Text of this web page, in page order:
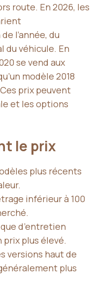
route. En 2026, les
l’année, du
du véhicule. En
se vend aux
modèle 2018
prix peuvent
et les options
le prix
plus récents
inférieur à 100
d’entretien
plus élevé.
versions haut de
plus